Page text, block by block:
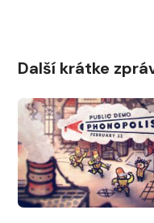
Další krátke